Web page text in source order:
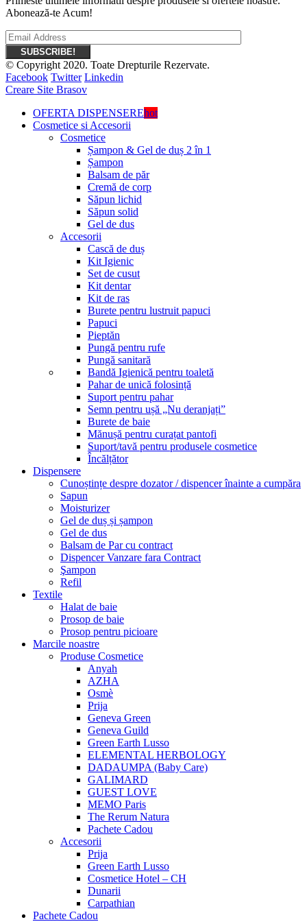
Abonează-te Acum!
© Copyright 2020. Toate Drepturile Rezervate.
Facebook Twitter Linkedin
Creare Site Brasov
OFERTA DISPENSEREhot
Cosmetice si Accesorii
Cosmetice
Șampon & Gel de duș 2 în 1
Șampon
Balsam de păr
Cremă de corp
Săpun lichid
Săpun solid
Gel de dus
Accesorii
Cască de duș
Kit Igienic
Set de cusut
Kit dentar
Kit de ras
Burete pentru lustruit papuci
Papuci
Pieptăn
Pungă pentru rufe
Pungă sanitară
Bandă Igienică pentru toaletă
Pahar de unică folosință
Suport pentru pahar
Semn pentru ușă „Nu deranjați”
Burete de baie
Mănușă pentru curațat pantofi
Suport/tavă pentru produsele cosmetice
Încălțător
Dispensere
Cunoștințe despre dozator / dispencer înainte a cumpăra
Sapun
Moisturizer
Gel de duș și șampon
Gel de dus
Balsam de Par cu contract
Dispencer Vanzare fara Contract
Şampon
Refil
Textile
Halat de baie
Prosop de baie
Prosop pentru picioare
Marcile noastre
Produse Cosmetice
Anyah
AZHA
Osmè
Prija
Geneva Green
Geneva Guild
Green Earth Lusso
ELEMENTAL HERBOLOGY
DADAUMPA (Baby Care)
GALIMARD
GUEST LOVE
MEMO Paris
The Rerum Natura
Pachete Cadou
Accesorii
Prija
Green Earth Lusso
Cosmetice Hotel – CH
Dunarii
Carpathian
Pachete Cadou